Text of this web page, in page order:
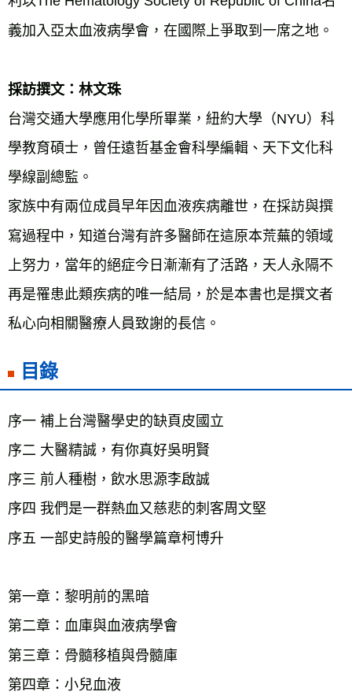
義加入亞太血液病學會，在國際上爭取到一席之地。
採訪撰文：林文珠
台灣交通大學應用化學所畢業，紐約大學（NYU）科
學教育碩士，曾任遠哲基金會科學編輯、天下文化科
學線副總監。
家族中有兩位成員早年因血液疾病離世，在採訪與撰
寫過程中，知道台灣有許多醫師在這原本荒蕪的領域
上努力，當年的絕症今日漸漸有了活路，天人永隔不
再是罹患此類疾病的唯一結局，於是本書也是撰文者
私心向相關醫療人員致謝的長信。
目錄
序一 補上台灣醫學史的缺頁皮國立
序二 大醫精誠，有你真好吳明賢
序三 前人種樹，飲水思源李啟誠
序四 我們是一群熱血又慈悲的刺客周文堅
序五 一部史詩般的醫學篇章柯博升
第一章：黎明前的黑暗
第二章：血庫與血液病學會
第三章：骨髓移植與骨髓庫
第四章：小兒血液